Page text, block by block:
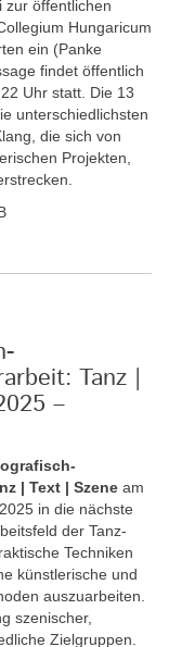
zur öffentlichen
Hungaricum
ein (Panke
findet öffentlich
Uhr statt. Die 13
unterschiedlichsten
die sich von
Projekten,
Tanz |
–
| Text | Szene am
in die nächste
der Tanz-
Techniken
künstlerische und
auszuarbeiten.
szenischer,
Zielgruppen.